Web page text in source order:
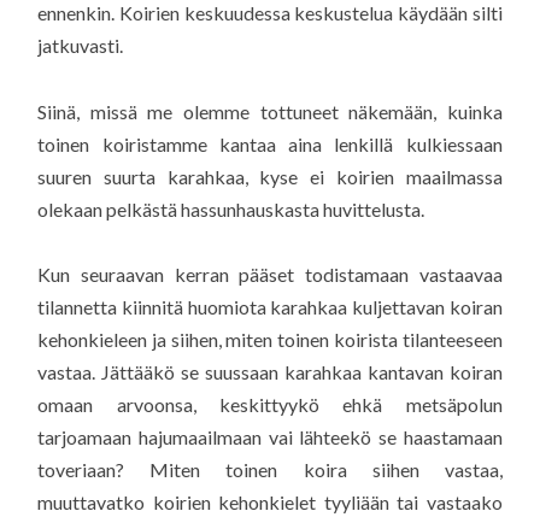
ennenkin. Koirien keskuudessa keskustelua käydään silti
jatkuvasti.
Siinä, missä me olemme tottuneet näkemään, kuinka
toinen koiristamme kantaa aina lenkillä kulkiessaan
suuren suurta karahkaa, kyse ei koirien maailmassa
olekaan pelkästä hassunhauskasta huvittelusta.
Kun seuraavan kerran pääset todistamaan vastaavaa
tilannetta kiinnitä huomiota karahkaa kuljettavan koiran
kehonkieleen ja siihen, miten toinen koirista tilanteeseen
vastaa. Jättääkö se suussaan karahkaa kantavan koiran
omaan arvoonsa, keskittyykö ehkä metsäpolun
tarjoamaan hajumaailmaan vai lähteekö se haastamaan
toveriaan? Miten toinen koira siihen vastaa,
muuttavatko koirien kehonkielet tyyliään tai vastaako